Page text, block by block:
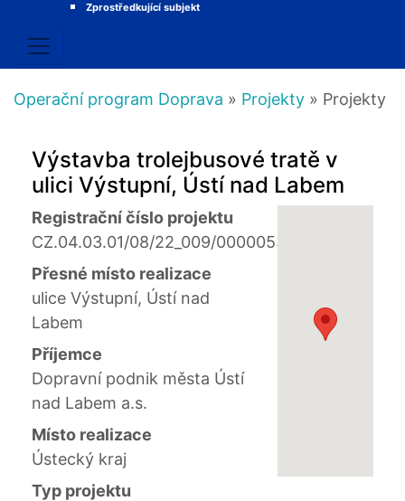
Zprostředkující subjekt
Operační program Doprava » Projekty » Projekty
Výstavba trolejbusové tratě v
ulici Výstupní, Ústí nad Labem
Registrační číslo projektu
CZ.04.03.01/08/22_009/0000053
Přesné místo realizace
ulice Výstupní, Ústí nad
Labem
Příjemce
Dopravní podnik města Ústí
nad Labem a.s.
Místo realizace
Ústecký kraj
Typ projektu